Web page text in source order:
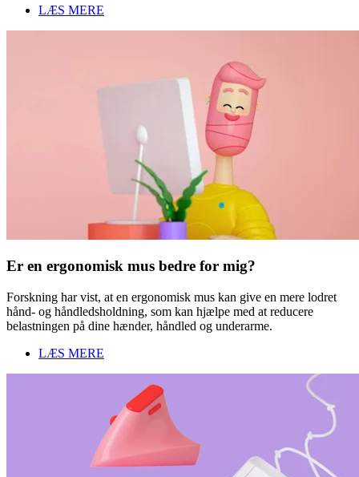
LÆS MERE
Er en ergonomisk mus bedre for mig?
Forskning har vist, at en ergonomisk mus kan give en mere lodret
hånd- og håndledsholdning, som kan hjælpe med at reducere
belastningen på dine hænder, håndled og underarme.
LÆS MERE